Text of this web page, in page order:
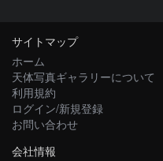
サイトマップ
ホーム
天体写真ギャラリーについて
利用規約
ログイン/新規登録
お問い合わせ
会社情報